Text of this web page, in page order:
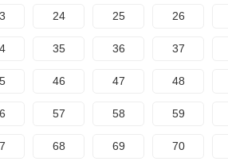
24 25 26
35 36 37
46 47 48
57 58 59
68 69 70